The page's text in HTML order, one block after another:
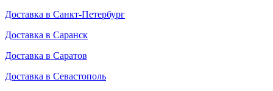
Доставка в Санкт-Петербург
Доставка в Саранск
Доставка в Саратов
Доставка в Севастополь